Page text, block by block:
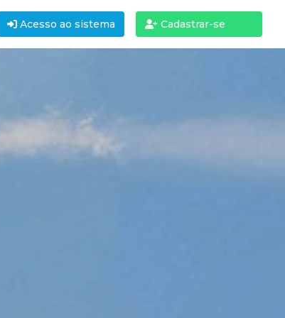
Acesso ao sistema Cadastrar-se